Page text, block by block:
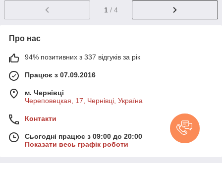
1 / 4
Про нас
94% позитивних з 337 відгуків за рік
Працює з 07.09.2016
м. Чернівці
Череповецкая, 17, Чернівці, Україна
Контакти
Сьогодні працює з 09:00 до 20:00
Показати весь графік роботи